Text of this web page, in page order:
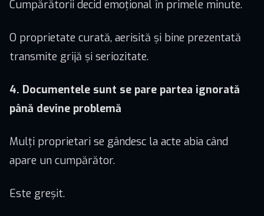
Cumpărătorii decid emoțional în primele minute.
O proprietate curată, aerisită și bine prezentată
transmite grijă și seriozitate.
4. Documentele sunt se pare partea ignorată
până devine problemă
Mulți proprietari se gândesc la acte abia când
apare un cumpărător.
Este greșit.